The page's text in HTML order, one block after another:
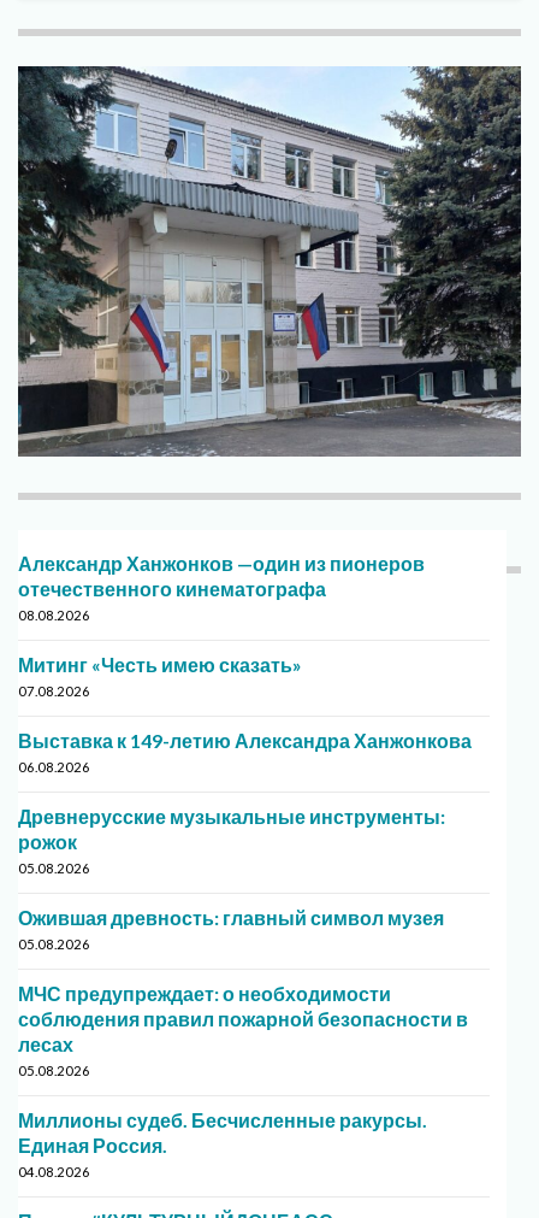
Александр Ханжонков —один из пионеров
отечественного кинематографа
08.08.2026
Митинг «Честь имею сказать»
07.08.2026
Выставка к 149-летию Александра Ханжонкова
06.08.2026
Древнерусские музыкальные инструменты:
рожок
05.08.2026
Ожившая древность: главный символ музея
05.08.2026
МЧС предупреждает: о необходимости
соблюдения правил пожарной безопасности в
лесах
05.08.2026
Миллионы судеб. Бесчисленные ракурсы.
Единая Россия.
04.08.2026